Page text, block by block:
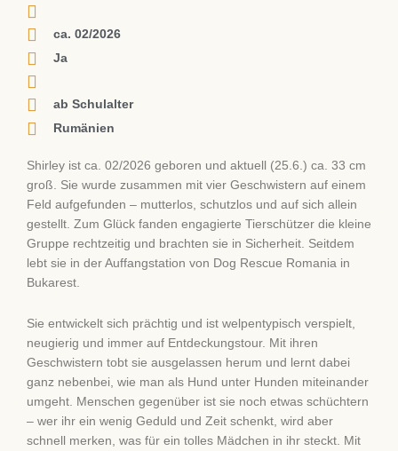
ca. 02/2026
Ja
ab Schulalter
Rumänien
Shirley ist ca. 02/2026 geboren und aktuell (25.6.) ca. 33 cm
groß. Sie wurde zusammen mit vier Geschwistern auf einem
Feld aufgefunden – mutterlos, schutzlos und auf sich allein
gestellt. Zum Glück fanden engagierte Tierschützer die kleine
Gruppe rechtzeitig und brachten sie in Sicherheit. Seitdem
lebt sie in der Auffangstation von Dog Rescue Romania in
Bukarest.
Sie entwickelt sich prächtig und ist welpentypisch verspielt,
neugierig und immer auf Entdeckungstour. Mit ihren
Geschwistern tobt sie ausgelassen herum und lernt dabei
ganz nebenbei, wie man als Hund unter Hunden miteinander
umgeht. Menschen gegenüber ist sie noch etwas schüchtern
– wer ihr ein wenig Geduld und Zeit schenkt, wird aber
schnell merken, was für ein tolles Mädchen in ihr steckt. Mit